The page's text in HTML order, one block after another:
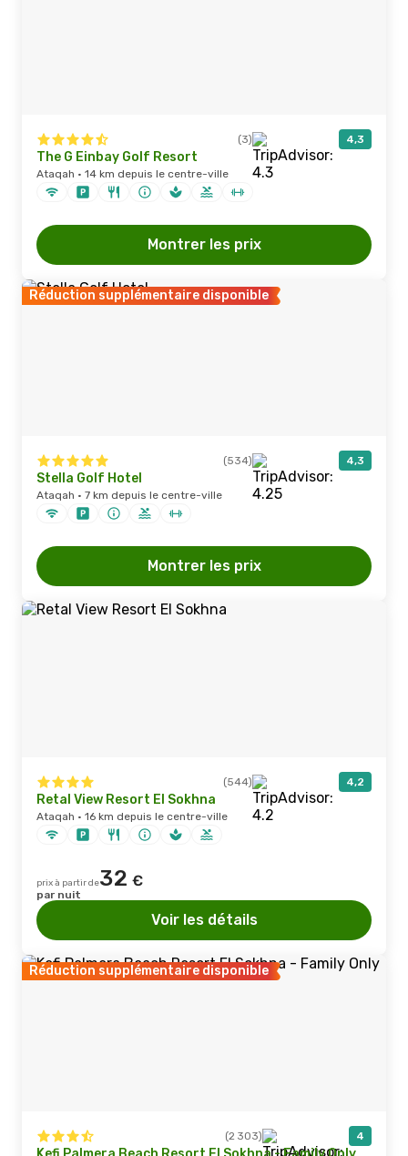
(3) 4,3
The G Einbay Golf Resort
Ataqah · 14 km depuis le centre-ville
Montrer les prix
Réduction supplémentaire disponible
(534) 4,3
Stella Golf Hotel
Ataqah · 7 km depuis le centre-ville
Montrer les prix
(544) 4,2
Retal View Resort El Sokhna
Ataqah · 16 km depuis le centre-ville
prix à partir de32 €
par nuit
Voir les détails
Réduction supplémentaire disponible
(2 303) 4